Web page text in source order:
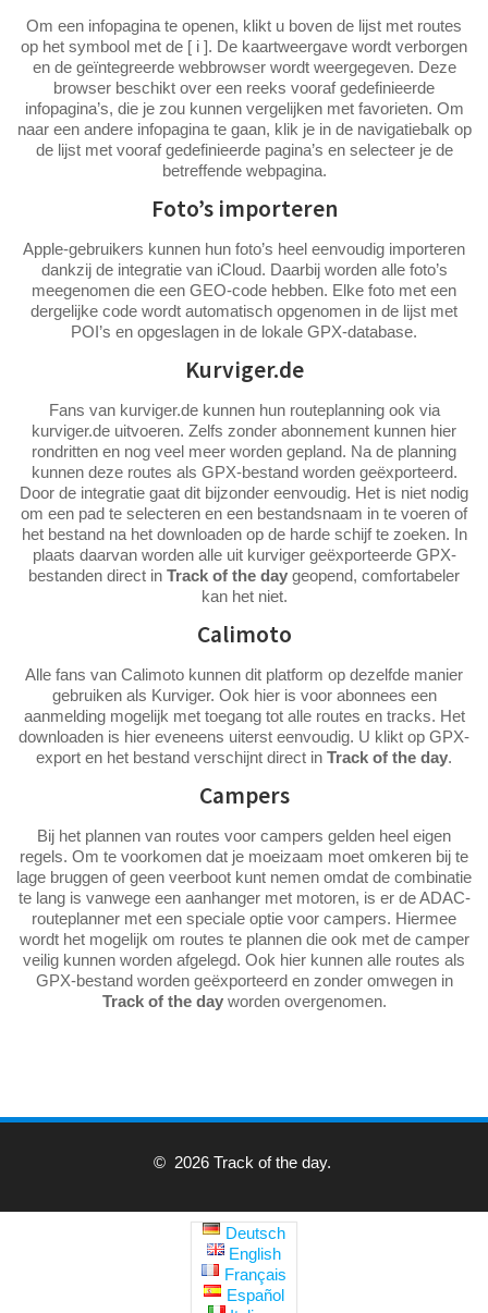
Om een infopagina te openen, klikt u boven de lijst met routes
op het symbool met de [ i ]. De kaartweergave wordt verborgen
en de geïntegreerde webbrowser wordt weergegeven. Deze
browser beschikt over een reeks vooraf gedefinieerde
infopagina’s, die je zou kunnen vergelijken met favorieten. Om
naar een andere infopagina te gaan, klik je in de navigatiebalk op
de lijst met vooraf gedefinieerde pagina’s en selecteer je de
betreffende webpagina.
Foto’s importeren
Apple-gebruikers kunnen hun foto’s heel eenvoudig importeren
dankzij de integratie van iCloud. Daarbij worden alle foto’s
meegenomen die een GEO-code hebben. Elke foto met een
dergelijke code wordt automatisch opgenomen in de lijst met
POI’s en opgeslagen in de lokale GPX-database.
Kurviger.de
Fans van kurviger.de kunnen hun routeplanning ook via
kurviger.de uitvoeren. Zelfs zonder abonnement kunnen hier
rondritten en nog veel meer worden gepland. Na de planning
kunnen deze routes als GPX-bestand worden geëxporteerd.
Door de integratie gaat dit bijzonder eenvoudig. Het is niet nodig
om een pad te selecteren en een bestandsnaam in te voeren of
het bestand na het downloaden op de harde schijf te zoeken. In
plaats daarvan worden alle uit kurviger geëxporteerde GPX-
bestanden direct in Track of the day geopend, comfortabeler
kan het niet.
Calimoto
Alle fans van Calimoto kunnen dit platform op dezelfde manier
gebruiken als Kurviger. Ook hier is voor abonnees een
aanmelding mogelijk met toegang tot alle routes en tracks. Het
downloaden is hier eveneens uiterst eenvoudig. U klikt op GPX-
export en het bestand verschijnt direct in Track of the day.
Campers
Bij het plannen van routes voor campers gelden heel eigen
regels. Om te voorkomen dat je moeizaam moet omkeren bij te
lage bruggen of geen veerboot kunt nemen omdat de combinatie
te lang is vanwege een aanhanger met motoren, is er de ADAC-
routeplanner met een speciale optie voor campers. Hiermee
wordt het mogelijk om routes te plannen die ook met de camper
veilig kunnen worden afgelegd. Ook hier kunnen alle routes als
GPX-bestand worden geëxporteerd en zonder omwegen in
Track of the dayworden overgenomen.
© 2026 Track of the day.
Deutsch
English
Français
Español